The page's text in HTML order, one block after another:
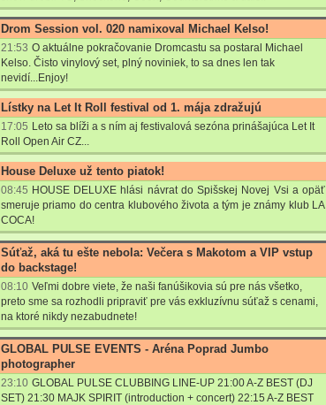
Drom Session vol. 020 namixoval Michael Kelso!
21:53 O aktuálne pokračovanie Dromcastu sa postaral Michael
Kelso. Čisto vinylový set, plný noviniek, to sa dnes len tak
nevidí...Enjoy!
Lístky na Let It Roll festival od 1. mája zdražujú
17:05 Leto sa blíži a s ním aj festivalová sezóna prinášajúca Let It
Roll Open Air CZ...
House Deluxe už tento piatok!
08:45 HOUSE DELUXE hlási návrat do Spišskej Novej Vsi a opäť
smeruje priamo do centra klubového života a tým je známy klub LA
COCA!
Súťaž, aká tu ešte nebola: Večera s Makotom a VIP vstup
do backstage!
08:10 Veľmi dobre viete, že naši fanúšikovia sú pre nás všetko,
preto sme sa rozhodli pripraviť pre vás exkluzívnu súťaž s cenami,
na ktoré nikdy nezabudnete!
GLOBAL PULSE EVENTS - Aréna Poprad Jumbo
photographer
23:10 GLOBAL PULSE CLUBBING LINE-UP 21:00 A-Z BEST (DJ
SET) 21:30 MAJK SPIRIT (introduction + concert) 22:15 A-Z BEST